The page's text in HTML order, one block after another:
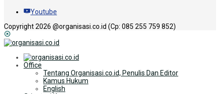
Youtube
Copyright 2026 @organisasi.co.id (Cp: 085 255 759 852)
Office
Tentang Organisasi.co.id, Penulis Dan Editor
Kamus Hukum
English